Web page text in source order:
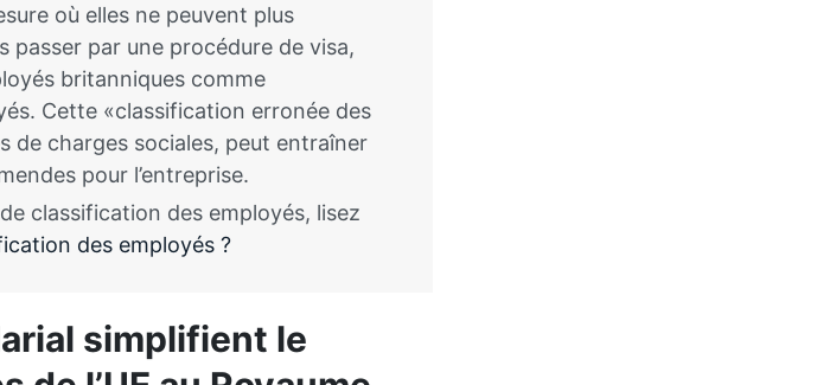
où elles ne peuvent plus
passer par une procédure de visa,
britanniques comme
Cette «classification erronée des
de charges sociales, peut entraîner
pour l’entreprise.
classification des employés, lisez
des employés ?
simplifient le